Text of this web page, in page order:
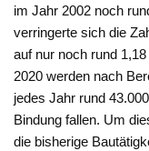
im Jahr 2002 noch
verringerte sich die
auf nur noch rund
2020 werden nach
jedes Jahr rund
Bindung fallen. Um
die bisherige